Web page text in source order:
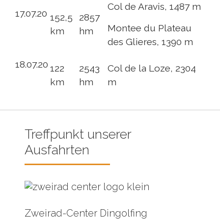
17.07.20 152,5
km
2857
hm
Col de Aravis, 1487 m
Montee du Plateau
des Glieres, 1390 m
18.07.20 122
km
2543
hm
Col de la Loze, 2304
m
Treffpunkt unserer
Ausfahrten
Zweirad-Center Dingolfing